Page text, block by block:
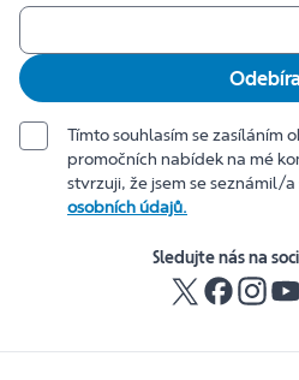
Tímto souhlasím se zasíláním
promočních nabídek na mé
stvrzuji, že jsem se seznámil/a
osobních údajů.
Sledujte nás na